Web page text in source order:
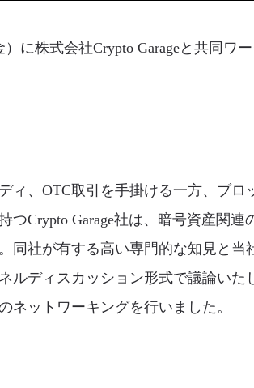
に株式会社Crypto Garageと共同ワ
ィ、OTC取引を手掛ける一方、ブロ
Crypto Garage社は、暗号資産関
同社が有する高い専門的な知見と当
ルディスカッション形式で議論いた
ネットワーキングを行いました。